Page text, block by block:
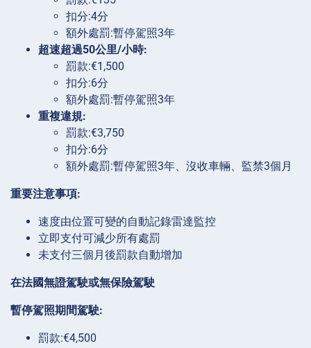
扣分:4分
額外處罰:暫停駕照3年
超速超過50公里/小時:
罰款:€1,500
扣分:6分
額外處罰:暫停駕照3年
重複違規:
罰款:€3,750
扣分:6分
額外處罰:暫停駕照3年、沒收車輛、監禁3個月
重要注意事項:
速度由位置可變的自動記錄雷達監控
立即支付可減少所有處罰
未支付三個月後罰款自動增加
在法國無證駕駛或無保險駕駛
暫停駕照期間駕駛:
罰款:€4,500